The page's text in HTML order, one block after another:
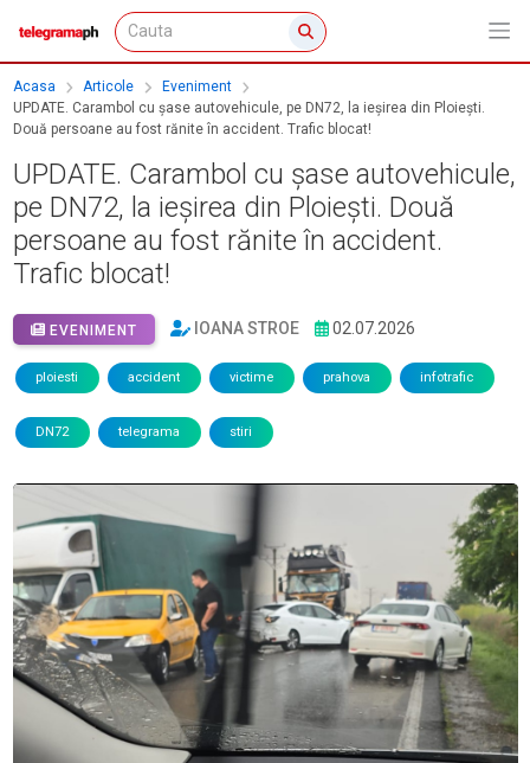
Acasa Articole
Eveniment
UPDATE. Carambol cu șase autovehicule, pe DN72, la ieșirea din Ploiești.
Două persoane au fost rănite în accident. Trafic blocat!
UPDATE. Carambol cu șase autovehicule,
pe DN72, la ieșirea din Ploiești. Două
persoane au fost rănite în accident.
Trafic blocat!
EVENIMENT IOANA STROE 02.07.2026
ploiesti accident victime prahova infotrafic
DN72 telegrama stiri